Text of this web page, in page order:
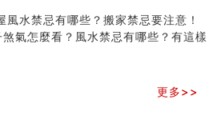
运(二)
招财
方法 (二)
煞氣怎麼看？風水禁忌有哪些？有
龙
蛇)
猪)
水禁忌有哪些？搬家禁忌要注意！
氣怎麼看？風水禁忌有哪些？有這樣
更多>>